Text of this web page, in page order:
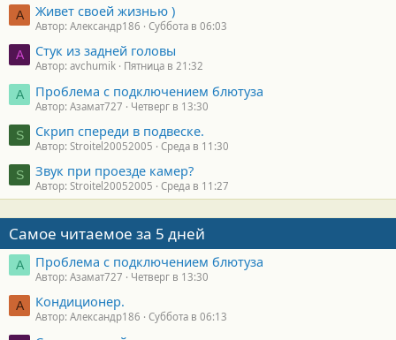
А Живет своей жизнью )
Автор: Александр186 Суббота в 06:03
A Стук из задней головы
Автор: avchumik Пятница в 21:32
А Проблема с подключением блютуза
Автор: Азамат727 Четверг в 13:30
S Скрип спереди в подвеске.
Автор: Stroitel20052005 Среда в 11:30
S Звук при проезде камер?
Автор: Stroitel20052005 Среда в 11:27
Самое читаемое за 5 дней
А Проблема с подключением блютуза
Автор: Азамат727 Четверг в 13:30
А Кондиционер.
Автор: Александр186 Суббота в 06:13